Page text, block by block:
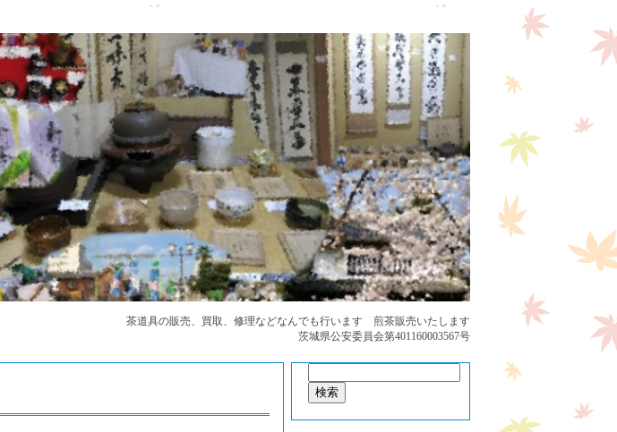
茶道具の販売、買取、修理などなんでも行います 煎茶販売いたします
茨城県公安委員会第401160003567号
索: